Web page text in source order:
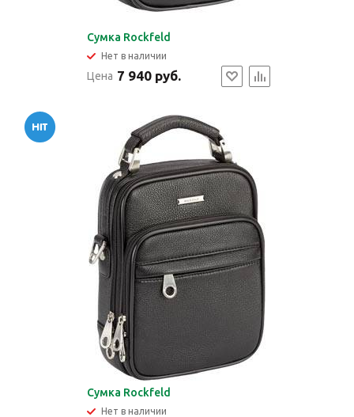
Сумка Rockfeld
Нет в наличии
Цена 7 940 руб.
Сумка Rockfeld
Нет в наличии